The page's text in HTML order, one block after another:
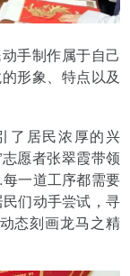
手制作属于自己
形象、特点以及
了居民浓厚的兴
愿者张翠霞带领
一道工序都需要
们动手尝试，寻
态刻画龙马之精